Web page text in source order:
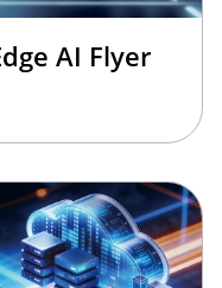
AI Flyer